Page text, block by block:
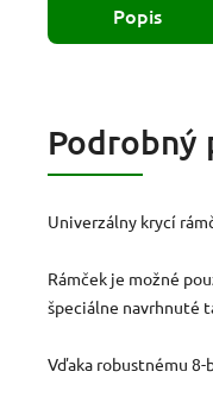
Popis
Podrobný
Univerzálny krycí
Rámček je možné
špeciálne navrhnuté
Vďaka robustnému